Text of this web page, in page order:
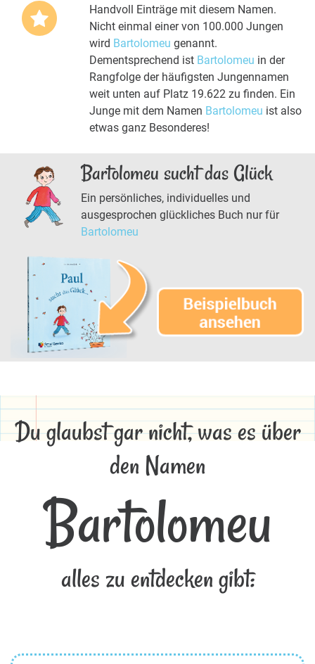
Handvoll Einträge mit diesem Namen.
Nicht einmal einer von 100.000 Jungen
wird Bartolomeu genannt.
Dementsprechend ist Bartolomeu in der
Rangfolge der häufigsten Jungennamen
weit unten auf Platz 19.622 zu finden. Ein
Junge mit dem Namen Bartolomeu ist also
etwas ganz Besonderes!
Bartolomeu sucht das Glück
Ein persönliches, individuelles und
ausgesprochen glückliches Buch nur für
Bartolomeu
Du glaubst gar nicht, was es über
den Namen
Bartolomeu
alles zu entdecken gibt: